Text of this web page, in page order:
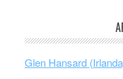
Glen Hansard